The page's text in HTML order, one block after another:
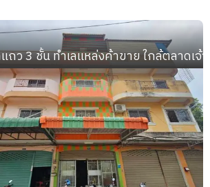
ตร.ว. 2 คูหา ขายแยกได้
ถว 3 ชั้น ทำเลแหล่งค้าขาย ใกล้ตลาดเ